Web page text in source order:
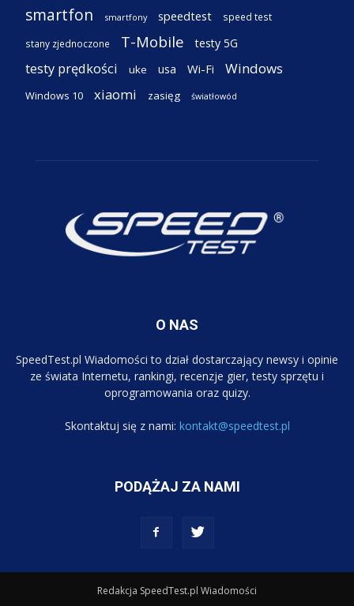
smartfon smartfony speedtest speed test
stany zjednoczone T-Mobile testy 5G
testy prędkości uke usa Wi-Fi Windows
Windows 10 xiaomi zasięg światłowód
O NAS
SpeedTest.pl Wiadomości to dział dostarczający newsy i opinie
ze świata Internetu, rankingi, recenzje gier, testy sprzętu i
oprogramowania oraz quizy.
Skontaktuj się z nami: kontakt@speedtest.pl
PODĄŻAJ ZA NAMI
Redakcja SpeedTest.pl Wiadomości